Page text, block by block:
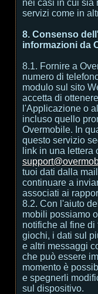
nei casi in cui sia
servizi come in
8. Consenso
informazioni da
8.1. Fornire a
numero di
modulo sul sito
accetta di
l'Applicazione o
incluso quello
Overmobile. In
questo servizio
link in una lettera
tuoi dati dalla
continuare a
associati ai
8.2. Con l'aiuto
mobili possiamo
notifiche al fine
giochi, i dati sul
e altri messaggi
che può essere
momento è
e spegnerli
sul dispositivo.